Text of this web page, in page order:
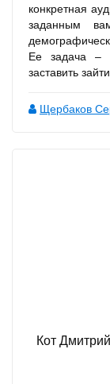
конкретная
заданным
Ее задача –
заставить
Щербаков
Кот